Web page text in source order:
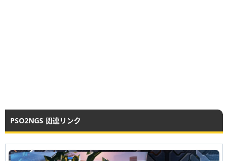
PSO2NGS 関連リンク